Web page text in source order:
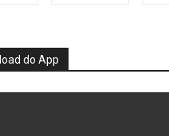
do App